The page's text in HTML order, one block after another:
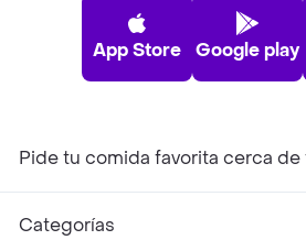
App Store Google play
Pide tu comida favorita cerca de
Categorías